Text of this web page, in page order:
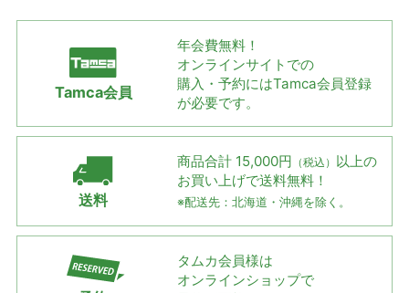
Tamca会員
年会費無料！
オンラインサイトでの
購入・予約にはTamca会員登録
が必要です。
送料
商品合計 15,000円 （税込） 以上の
お買い上げで送料無料！
※配送先：北海道・沖縄を除く。
タムカ会員様は
オンラインショップで